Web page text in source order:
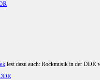
lest dazu auch: Rockmusik in der DDR